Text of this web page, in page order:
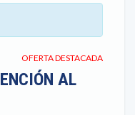
OFERTA DESTACADA
AL